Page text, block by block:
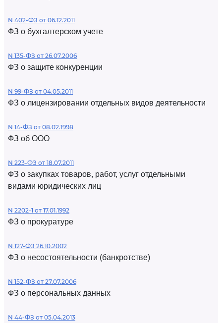
N 402-ФЗ от 06.12.2011
ФЗ о бухгалтерском учете
N 135-ФЗ от 26.07.2006
ФЗ о защите конкуренции
N 99-ФЗ от 04.05.2011
ФЗ о лицензировании отдельных видов деятельности
N 14-ФЗ от 08.02.1998
ФЗ об ООО
N 223-ФЗ от 18.07.2011
ФЗ о закупках товаров, работ, услуг отдельными
видами юридических лиц
N 2202-1 от 17.01.1992
ФЗ о прокуратуре
N 127-ФЗ 26.10.2002
ФЗ о несостоятельности (банкротстве)
N 152-ФЗ от 27.07.2006
ФЗ о персональных данных
N 44-ФЗ от 05.04.2013